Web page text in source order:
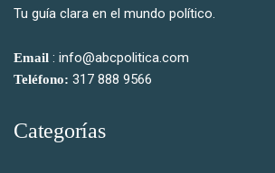
Tu guía clara en el mundo político.
Email : info@abcpolitica.com
Teléfono: 317 888 9566
Categorías